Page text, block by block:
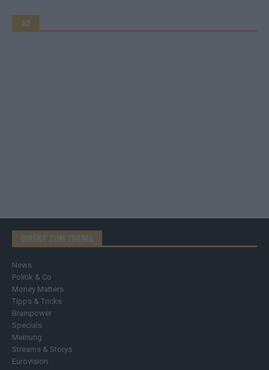
AD
DIREKT ZUM THEMA
News
Politik & Co
Money Matters
Tipps & Tricks
Brainpower
Specials
Meinung
Streams & Storys
Eurovision